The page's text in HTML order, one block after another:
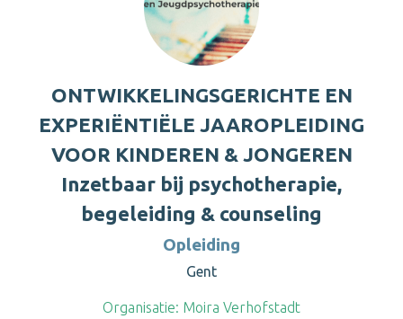
ONTWIKKELINGSGERICHTE EN
EXPERIËNTIËLE JAAROPLEIDING
VOOR KINDEREN & JONGEREN
Inzetbaar bij psychotherapie,
begeleiding & counseling
Opleiding
Gent
Organisatie: Moira Verhofstadt